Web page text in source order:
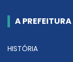
A PREFEITURA
HISTÓRIA